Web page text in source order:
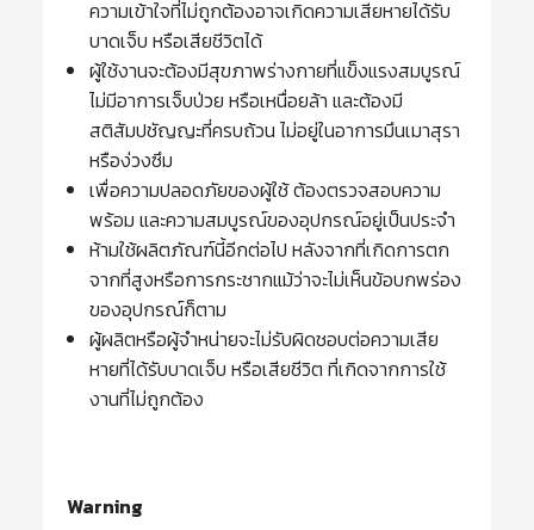
ความเข้าใจที่ไม่ถูกต้องอาจเกิดความเสียหายได้รับ
บาดเจ็บ หรือเสียชีวิตได้
ผู้ใช้งานจะต้องมีสุขภาพร่างกายที่แข็งแรงสมบูรณ์
ไม่มีอาการเจ็บป่วย หรือเหนื่อยล้า และต้องมี
สติสัมปชัญญะที่ครบถ้วน ไม่อยู่ในอาการมึนเมาสุรา
หรือง่วงซึม
เพื่อความปลอดภัยของผู้ใช้ ต้องตรวจสอบความ
พร้อม และความสมบูรณ์ของอุปกรณ์อยู่เป็นประจำ
ห้ามใช้ผลิตภัณฑ์นี้อีกต่อไป หลังจากที่เกิดการตก
จากที่สูงหรือการกระชากแม้ว่าจะไม่เห็นข้อบกพร่อง
ของอุปกรณ์ก็ตาม
ผู้ผลิตหรือผู้จำหน่ายจะไม่รับผิดชอบต่อความเสีย
หายที่ได้รับบาดเจ็บ หรือเสียชีวิต ที่เกิดจากการใช้
งานที่ไม่ถูกต้อง
Warning